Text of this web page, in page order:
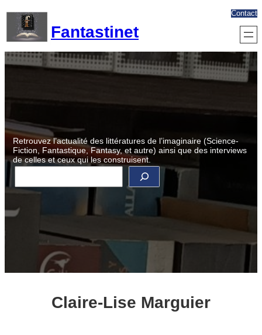
contenu
Fantastinet
Contact
Retrouvez l’actualité des littératures de l’imaginaire (Science-
Fiction, Fantastique, Fantasy, et autre) ainsi que des interviews
de celles et ceux qui les construisent.
R
c
r
Claire-Lise Marguier